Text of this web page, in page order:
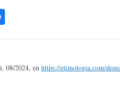
08/2024, enhttps://etimologia.com/